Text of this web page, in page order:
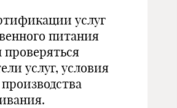
услуг
питания
услуг, условия